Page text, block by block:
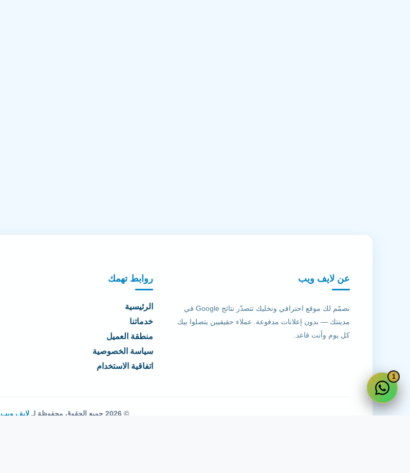
عن لايف ويب
نصمّم لك موقع احترافي ونخليك تتصدّر نتائج Google في
مدينتك — بدون إعلانات مدفوعة. عملاء حقيقيين يتصلوا بيك
كل يوم وأنت قاعد.
روابط تهمك
الرئيسية
خدماتنا
منطقة العميل
سياسة الخصوصية
اتفاقية الاستخدام
© 2026 جميع الحقوق محفوظة لـ لايف ويب
1